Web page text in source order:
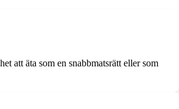
att äta som en snabbmatsrätt eller som